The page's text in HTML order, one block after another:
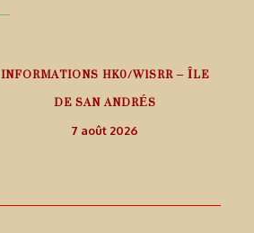
INFORMATIONS HK0/W1SRR – ÎLE
DE SAN ANDRÉS
7 août 2026